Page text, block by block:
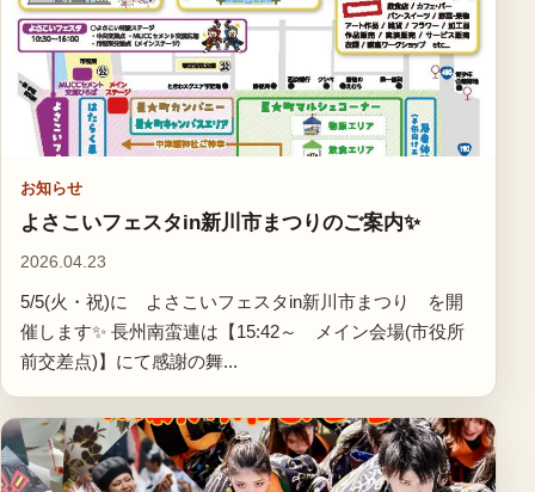
お知らせ
よさこいフェスタin新川市まつりのご案内✨
2026.04.23
5/5(火・祝)に よさこいフェスタin新川市まつり を開
催します✨ 長州南蛮連は【15:42～ メイン会場(市役所
前交差点)】にて感謝の舞...